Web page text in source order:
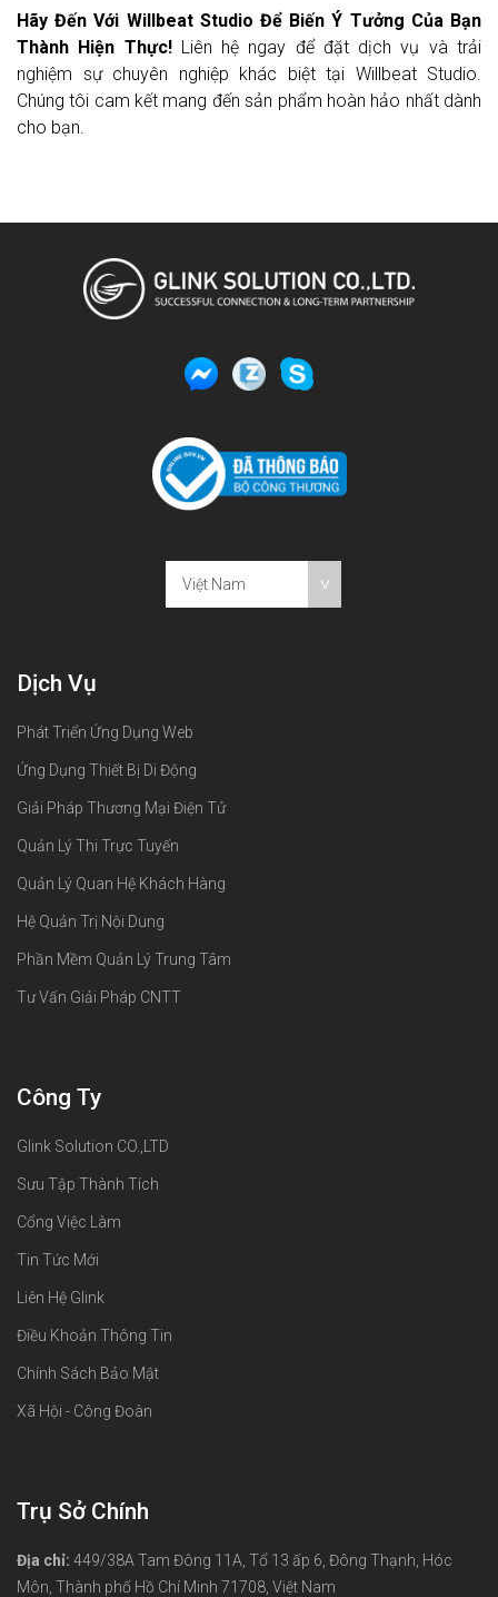
Hãy Đến Với Willbeat Studio Để Biến Ý Tưởng Của Bạn
Thành Hiện Thực!Liên hệ ngay để đặt dịch vụ và trải
nghiệm sự chuyên nghiệp khác biệt tại Willbeat Studio.
Chúng tôi cam kết mang đến sản phẩm hoàn hảo nhất dành
cho bạn.
Việt Nam
Dịch Vụ
Phát Triển Ứng Dụng Web
Ứng Dụng Thiết Bị Di Động
Giải Pháp Thương Mại Điện Tử
Quản Lý Thi Trực Tuyến
Quản Lý Quan Hệ Khách Hàng
Hệ Quản Trị Nội Dung
Phần Mềm Quản Lý Trung Tâm
Tư Vấn Giải Pháp CNTT
Công Ty
Glink Solution CO.,LTD
Sưu Tập Thành Tích
Cổng Việc Làm
Tin Tức Mới
Liên Hệ Glink
Điều Khoản Thông Tin
Chính Sách Bảo Mật
Xã Hội - Công Đoàn
Trụ Sở Chính
Địa chỉ: 449/38A Tam Đông 11A, Tổ 13 ấp 6, Đông Thạnh, Hóc
Môn, Thành phố Hồ Chí Minh 71708, Việt Nam